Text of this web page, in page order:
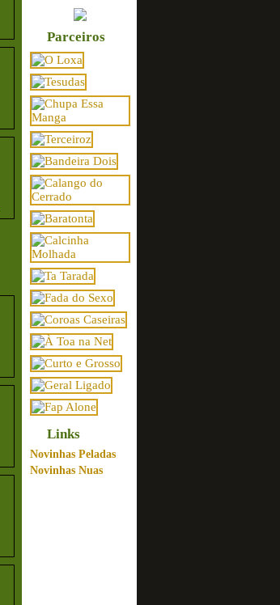
Parceiros
Links
Novinhas Peladas
Novinhas Nuas